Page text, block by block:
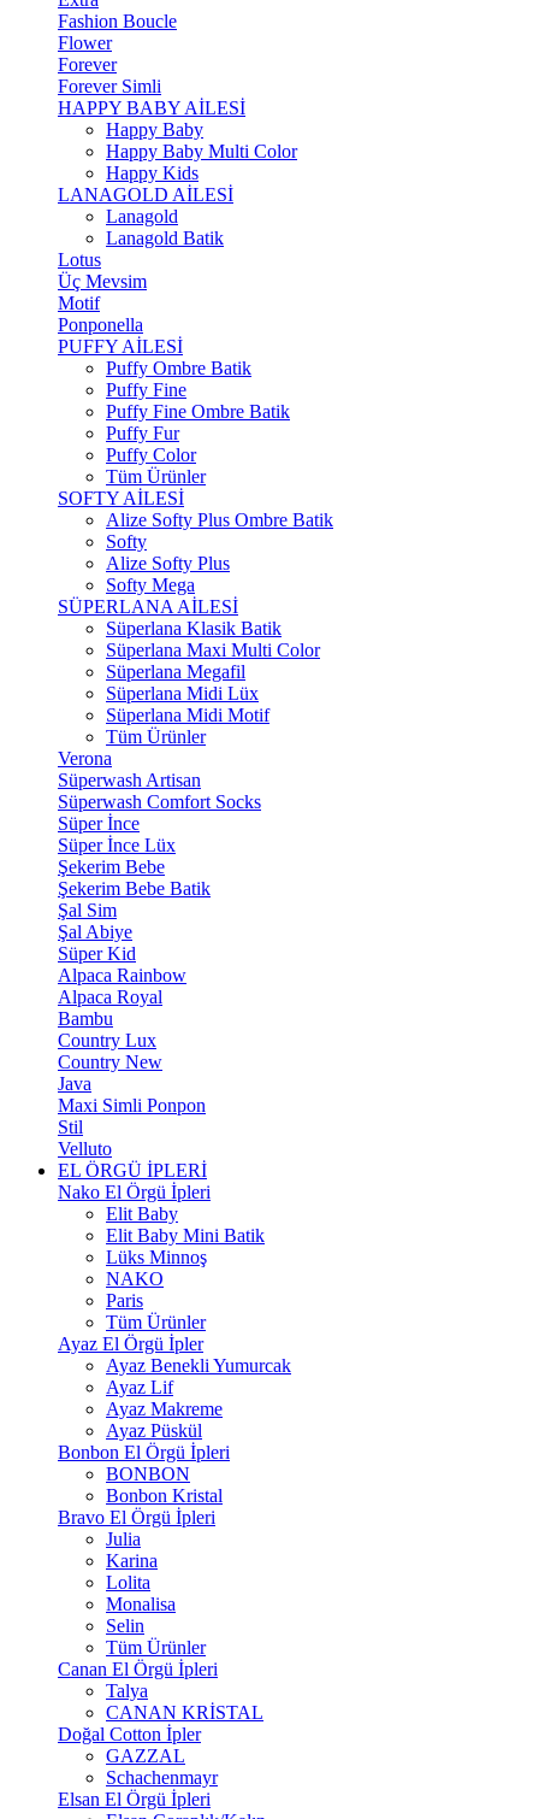
Fashion Boucle
Flower
Forever
Forever Simli
HAPPY BABY AİLESİ
Happy Baby
Happy Baby Multi Color
Happy Kids
LANAGOLD AİLESİ
Lanagold
Lanagold Batik
Lotus
Üç Mevsim
Motif
Ponponella
PUFFY AİLESİ
Puffy Ombre Batik
Puffy Fine
Puffy Fine Ombre Batik
Puffy Fur
Puffy Color
Tüm Ürünler
SOFTY AİLESİ
Alize Softy Plus Ombre Batik
Softy
Alize Softy Plus
Softy Mega
SÜPERLANA AİLESİ
Süperlana Klasik Batik
Süperlana Maxi Multi Color
Süperlana Megafil
Süperlana Midi Lüx
Süperlana Midi Motif
Tüm Ürünler
Verona
Süperwash Artisan
Süperwash Comfort Socks
Süper İnce
Süper İnce Lüx
Şekerim Bebe
Şekerim Bebe Batik
Şal Sim
Şal Abiye
Süper Kid
Alpaca Rainbow
Alpaca Royal
Bambu
Country Lux
Country New
Java
Maxi Simli Ponpon
Stil
Velluto
EL ÖRGÜ İPLERİ
Nako El Örgü İpleri
Elit Baby
Elit Baby Mini Batik
Lüks Minnoş
NAKO
Paris
Tüm Ürünler
Ayaz El Örgü İpler
Ayaz Benekli Yumurcak
Ayaz Lif
Ayaz Makreme
Ayaz Püskül
Bonbon El Örgü İpleri
BONBON
Bonbon Kristal
Bravo El Örgü İpleri
Julia
Karina
Lolita
Monalisa
Selin
Tüm Ürünler
Canan El Örgü İpleri
Talya
CANAN KRİSTAL
Doğal Cotton İpler
GAZZAL
Schachenmayr
Elsan El Örgü İpleri